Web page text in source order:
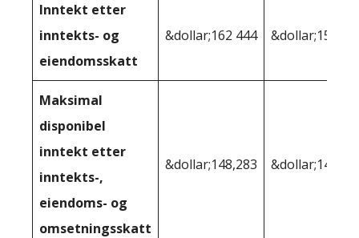
Inntekt etter
inntekts- og
eiendomsskatt
&dollar;162 444
Maksimal
disponibel
inntekt etter
inntekts-,
eiendoms- og
omsetningsskatt
&dollar;148,283